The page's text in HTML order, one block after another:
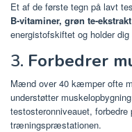
Et af de første tegn på lavt
B-vitaminer, grøn te-
energistofskiftet og holder
3. Forbedrer
Mænd over 40 kæmper ofte
understøtter
testosteronniveauet,
træningspræstationen.